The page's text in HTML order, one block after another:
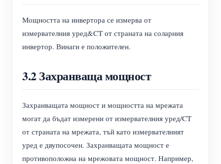
Мощността на инвертора се измерва от
измервателния уред&CT от страната на соларния
инвертор. Винаги е положителен.
3.2 Захранваща мощност
Захранващата мощност и мощността на мрежата
могат да бъдат измерени от измервателния уред/CT
от страната на мрежата, тъй като измервателният
уред е двупосочен. Захранващата мощност е
противоположна на мрежовата мощност. Например,